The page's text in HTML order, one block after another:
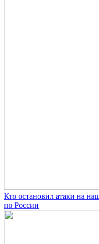
Кто остановил атаки на
по России